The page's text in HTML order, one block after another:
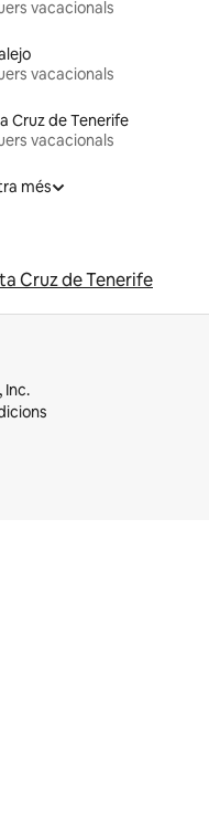
vacacionals
vacacionals
Cruz de Tenerife
vacacionals
més
Cruz de Tenerife
Inc.